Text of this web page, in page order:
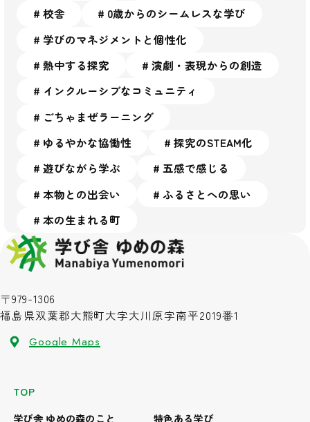
校舎
⁨⁩0歳からのシームレスな学び
学びのマネジメントと個性化
熱中する探究
演劇・表現からの創造
インクルーシブなコミュニティ
ごちゃまぜラーニング
ゆるやかな協働性
探究のSTEAM化
遊びながら学ぶ
五感で感じる
本物との出会い
ふるさとへの思い
本の生まれる町
〒979-1306
福島県双葉郡大熊町大字大川原字南平2019番1
Google Maps
TOP
学び舎 ゆめの森のこと
特色ある学び